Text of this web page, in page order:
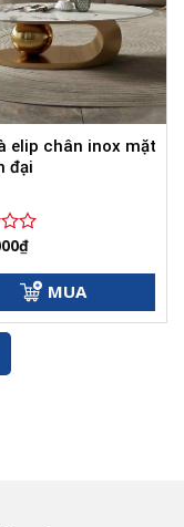
elip chân inox mặt
đại
₫
MUA